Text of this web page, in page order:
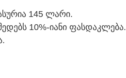
145 ლარი.
10%-იანი ფასდაკლება.